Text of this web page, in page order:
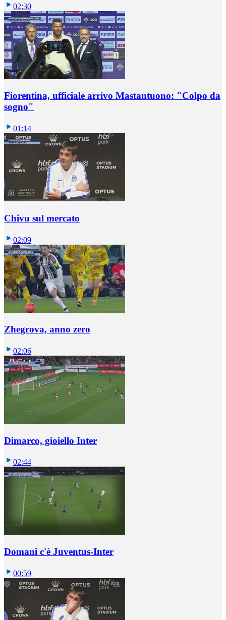
02:30
Fiorentina, ufficiale arrivo Mastantuono: "Colpo da
sogno"
01:14
Chivu sul mercato
02:09
Zhegrova, anno zero
02:06
Dimarco, gioiello Inter
02:44
Domani c'è Juventus-Inter
00:59